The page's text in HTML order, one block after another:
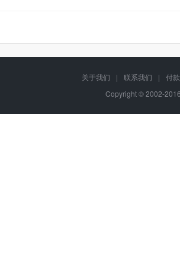
关于我们 | 联系我们 |
付
Copyright © 2002-